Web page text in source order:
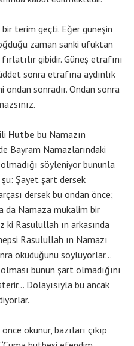
terim geçti. Eğer güneşin
zaman sanki ufuktan
gibidir. Güneş etrafını
sonra etrafına aydınlık
sonradır. Ondan sonra
Hutbe bu Namazın
Bayram Namazlarındaki
söyleniyor bununla
Şayet şart dersek
dersek bu ondan önce;
da Namaza mukalim bir
Rasulullah ın arkasında
Rasulullah ın Namazı
okuduğunu söylüyorlar…
bunun şart olmadığını
Dolayısıyla bu ancak
okunur, bazıları çıkıp